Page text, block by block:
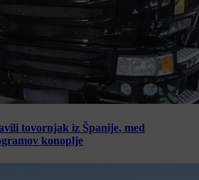
tovornjak iz Španije, med
konoplje